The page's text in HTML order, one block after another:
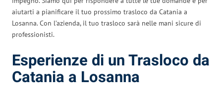
aiutarti a pianificare il tuo prossimo trasloco da Catania a
Losanna. Con l’azienda, il tuo trasloco sarà nelle mani sicure di
professionisti.
Esperienze di un Trasloco da
Catania a Losanna